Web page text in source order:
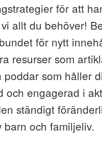
för att
allt du behöver!
för nytt
resurser som
poddar som håller
och engagerad i
ständigt
barn och familjeliv.